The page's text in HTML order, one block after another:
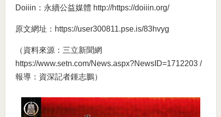
Doiiin：永續公益媒體 http://https://doiiin.org/
原文網址： https://user300811.pse.is/83hvyg
（資料來源：三立新聞網
https://www.setn.com/News.aspx?NewsID=1712203/
報導：資深記者鍾志鵬）